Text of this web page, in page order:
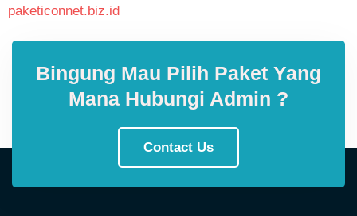
paketiconnet.biz.id
Bingung Mau Pilih Paket Yang
Mana Hubungi Admin ?
Contact Us